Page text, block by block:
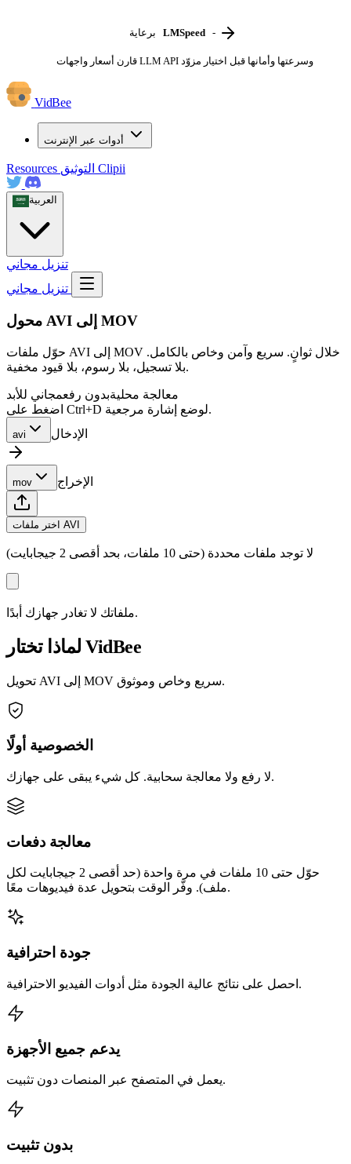
برعاية LMSpeed -
قارن أسعار واجهات LLM API وسرعتها وأمانها قبل اختيار مزوّد
VidBee
أدوات عبر الإنترنت
Resources Clipii
العربية
تنزيل مجاني
محول AVI إلى MOV
حوّل ملفات AVI إلى MOV خلال ثوانٍ. سريع وآمن وخاص بالكامل.
بلا تسجيل، بلا رسوم، بلا قيود مخفية.
معالجة محليةبدون رفعمجاني للأبد
اضغط على Ctrl+D لوضع إشارة مرجعية.
avi الإدخال
mov الإخراج
اختر ملفات AVI
لا توجد ملفات محددة (حتى 10 ملفات، بحد أقصى 2 جيجابايت)
ملفاتك لا تغادر جهازك أبدًا.
لماذا تختار VidBee
تحويل AVI إلى MOV سريع وخاص وموثوق.
الخصوصية أولًا
لا رفع ولا معالجة سحابية. كل شيء يبقى على جهازك.
معالجة دفعات
حوّل حتى 10 ملفات في مرة واحدة (حد أقصى 2 جيجابايت لكل
ملف). وفّر الوقت بتحويل عدة فيديوهات معًا.
جودة احترافية
احصل على نتائج عالية الجودة مثل أدوات الفيديو الاحترافية.
يدعم جميع الأجهزة
يعمل في المتصفح عبر المنصات دون تثبيت.
بدون تثبيت